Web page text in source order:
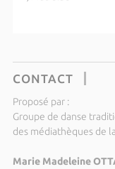
CONTACT
Proposé par :
Groupe de danse
des médiathèques de
Marie Madeleine